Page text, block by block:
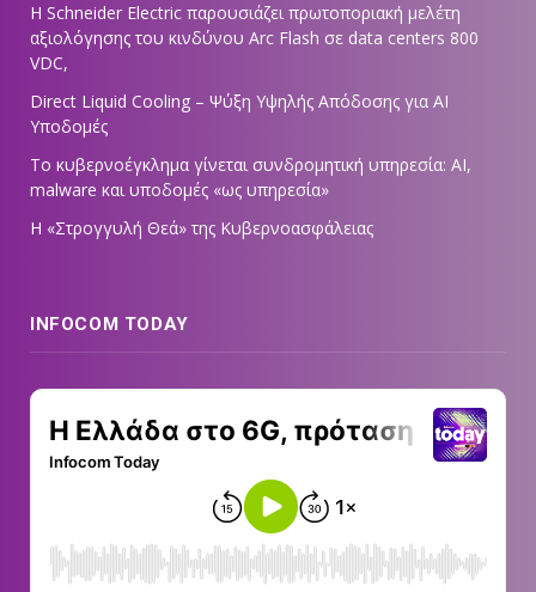
Η Schneider Electric παρουσιάζει πρωτοποριακή μελέτη
αξιολόγησης του κινδύνου Arc Flash σε data centers 800
VDC,
Direct Liquid Cooling – Ψύξη Υψηλής Απόδοσης για AI
Υποδομές
Το κυβερνοέγκλημα γίνεται συνδρομητική υπηρεσία: AI,
malware και υποδομές «ως υπηρεσία»
Η «Στρογγυλή Θεά» της Κυβερνοασφάλειας
INFOCOM TODAY